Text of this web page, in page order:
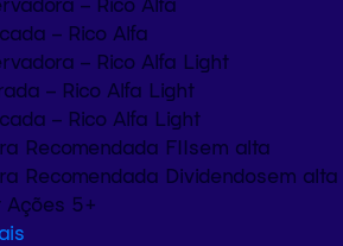
– Rico Alfa
– Rico Alfa Light
– Rico Alfa Light
– Rico Alfa Light
Recomendada FIIsem alta
Recomendada Dividendosem alta
Ações 5+